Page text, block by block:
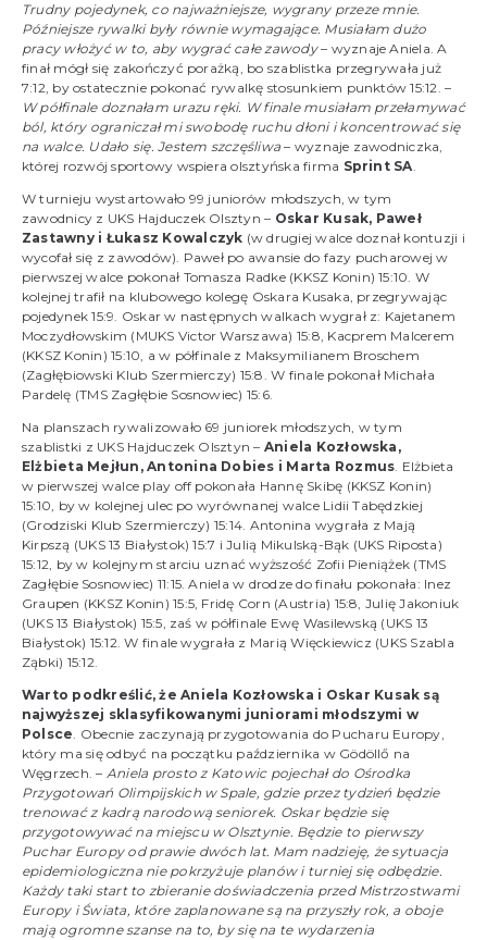
Trudny pojedynek, co najważniejsze, wygrany przeze mnie.
Późniejsze rywalki były równie wymagające. Musiałam dużo
pracy włożyć w to, aby wygrać całe zawody– wyznaje Aniela. A
finał mógł się zakończyć porażką, bo szablistka przegrywała już
7:12, by ostatecznie pokonać rywalkę stosunkiem punktów 15:12. –
W półfinale doznałam urazu ręki. W finale musiałam przełamywać
ból, który ograniczał mi swobodę ruchu dłoni i koncentrować się
na walce. Udało się. Jestem szczęśliwa – wyznaje zawodniczka,
której rozwój sportowy wspiera olsztyńska firma Sprint SA.
W turnieju wystartowało 99 juniorów młodszych, w tym
zawodnicy z UKS Hajduczek Olsztyn – Oskar Kusak, Paweł
Zastawny i Łukasz Kowalczyk (w drugiej walce doznał kontuzji i
wycofał się z zawodów). Paweł po awansie do fazy pucharowej w
pierwszej walce pokonał Tomasza Radke (KKSZ Konin) 15:10. W
kolejnej trafił na klubowego kolegę Oskara Kusaka, przegrywając
pojedynek 15:9. Oskar w następnych walkach wygrał z: Kajetanem
Moczydłowskim (MUKS Victor Warszawa) 15:8, Kacprem Malcerem
(KKSZ Konin) 15:10, a w półfinale z Maksymilianem Broschem
(Zagłębiowski Klub Szermierczy) 15:8. W finale pokonał Michała
Pardelę (TMS Zagłębie Sosnowiec) 15:6.
Na planszach rywalizowało 69 juniorek młodszych, w tym
szablistki z UKS Hajduczek Olsztyn – Aniela Kozłowska,
Elżbieta Mejłun, Antonina Dobies i Marta Rozmus. Elżbieta
w pierwszej walce play off pokonała Hannę Skibę (KKSZ Konin)
15:10, by w kolejnej ulec po wyrównanej walce Lidii Tabędzkiej
(Grodziski Klub Szermierczy) 15:14. Antonina wygrała z Mają
Kirpszą (UKS 13 Białystok) 15:7 i Julią Mikulską-Bąk (UKS Riposta)
15:12, by w kolejnym starciu uznać wyższość Zofii Pieniążek (TMS
Zagłębie Sosnowiec) 11:15. Aniela w drodze do finału pokonała: Inez
Graupen (KKSZ Konin) 15:5, Fridę Corn (Austria) 15:8, Julię Jakoniuk
(UKS 13 Białystok) 15:5, zaś w półfinale Ewę Wasilewską (UKS 13
Białystok) 15:12. W finale wygrała z Marią Więckiewicz (UKS Szabla
Ząbki) 15:12.
Warto podkreślić, że Aniela Kozłowska i Oskar Kusak są
najwyższej sklasyfikowanymi juniorami młodszymi w
Polsce. Obecnie zaczynają przygotowania do Pucharu Europy,
który ma się odbyć na początku października w Gödöllő na
Węgrzech. – Aniela prosto z Katowic pojechał do Ośrodka
Przygotowań Olimpijskich w Spale, gdzie przez tydzień będzie
trenować z kadrą narodową seniorek. Oskar będzie się
przygotowywać na miejscu w Olsztynie. Będzie to pierwszy
Puchar Europy od prawie dwóch lat. Mam nadzieję, że sytuacja
epidemiologiczna nie pokrzyżuje planów i turniej się odbędzie.
Każdy taki start to zbieranie doświadczenia przed Mistrzostwami
Europy i Świata, które zaplanowane są na przyszły rok, a oboje
mają ogromne szanse na to, by się na te wydarzenia